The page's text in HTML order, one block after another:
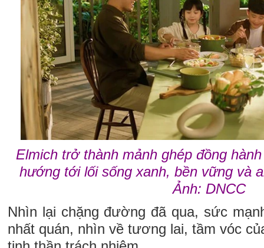
Elmich trở thành mảnh ghép đồng
hướng tới lối sống xanh, bền vững và
Ảnh: DNCC
Nhìn lại chặng đường đã qua, sức
nhất quán, nhìn về tương lai, tầm vóc